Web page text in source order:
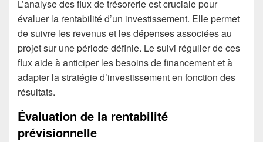
L’analyse des flux de trésorerie est cruciale pour
évaluer la rentabilité d’un investissement. Elle permet
de suivre les revenus et les dépenses associées au
projet sur une période définie. Le suivi régulier de ces
flux aide à anticiper les besoins de financement et à
adapter la stratégie d’investissement en fonction des
résultats.
Évaluation de la rentabilité
prévisionnelle